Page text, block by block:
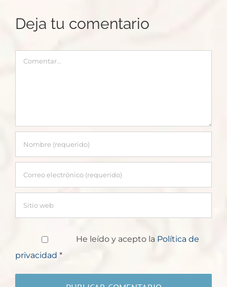
Deja tu comentario
Comentar
He leído y acepto la Política de
privacidad *